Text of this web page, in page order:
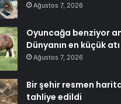
Ağustos 7, 2026
Oyuncağa benziyor
Dünyanın en küçük
Ağustos 7, 2026
Bir şehir resmen
tahliye edildi